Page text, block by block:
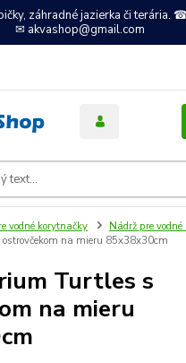
záhradné jazierka či terária.
✉ akvashop@gmail.com
vodné korytnačky
Nádrž pre
na mieru 85x38x30cm
Turtles s
na mieru